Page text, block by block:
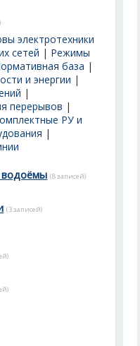
электротехники
сетей | Режимы
база |
и энергии |
|
перерывов |
РУ и
|
водоёмы (8 записей)
(3 записей)